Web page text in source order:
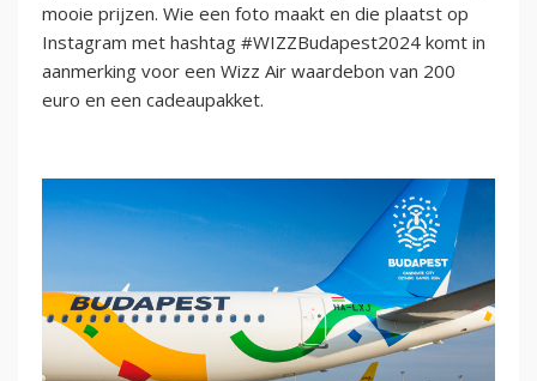
mooie prijzen. Wie een foto maakt en die plaatst op
Instagram met hashtag #WIZZBudapest2024 komt in
aanmerking voor een Wizz Air waardebon van 200
euro en een cadeaupakket.